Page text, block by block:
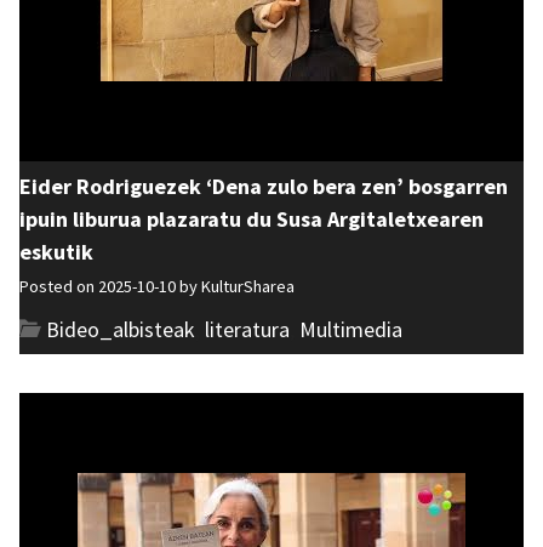
Eider Rodriguezek ‘Dena zulo bera zen’ bosgarren
ipuin liburua plazaratu du Susa Argitaletxearen
eskutik
Posted on 2025-10-10 byKulturSharea
Bideo_albisteak literatura Multimedia